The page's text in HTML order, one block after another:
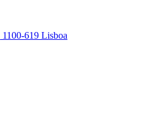
1100-619 Lisboa